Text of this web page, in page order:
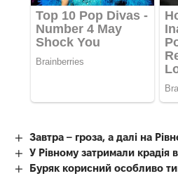
Завтра – гроза, а далі на
У Рівному затримали крадія
Буряк корисний особливо